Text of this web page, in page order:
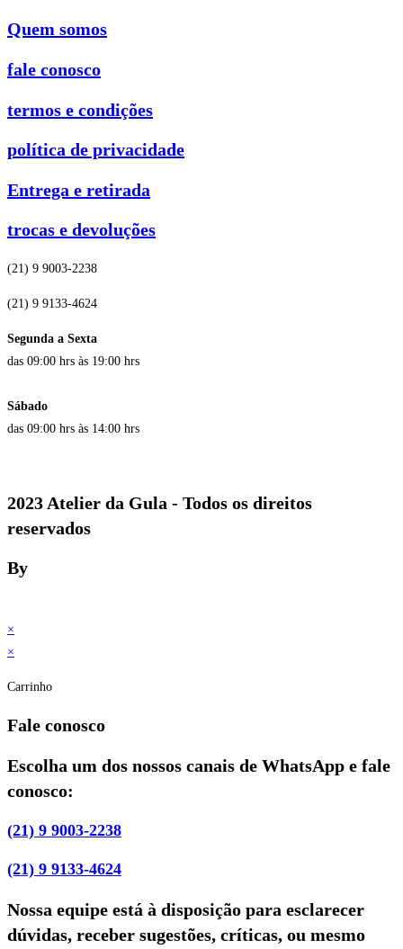
Quem somos
fale conosco
termos e condições
política de privacidade
Entrega e retirada
trocas e devoluções
(21) 9 9003-2238
(21) 9 9133-4624
Segunda a Sexta
das 09:00 hrs às 19:00 hrs
Sábado
das 09:00 hrs às 14:00 hrs
2023 Atelier da Gula - Todos os direitos
reservados
By
×
×
Carrinho
Fale conosco
Escolha um dos nossos canais de WhatsApp e fale
conosco:
(21) 9 9003-2238
(21) 9 9133-4624
Nossa equipe está à disposição para esclarecer
dúvidas, receber sugestões, críticas, ou mesmo